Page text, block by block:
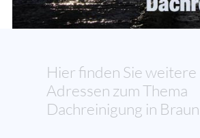
Hier finden Sie weitere
Adressen zum Thema
Dachreinigung in